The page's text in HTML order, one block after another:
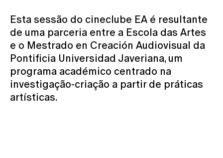
Esta sessão do cineclube EA é resultante
de uma parceria entre a Escola das Artes
e o Mestrado en Creación Audiovisual da
Pontificia Universidad Javeriana, um
programa académico centrado na
investigação-criação a partir de práticas
artísticas.